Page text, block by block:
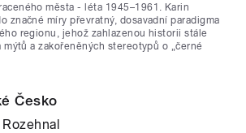
města - léta 1945–1961. Karin
značné míry převratný, dosavadní paradigma
regionu, jehož zahlazenou historii stále
a zakořeněných stereotypů o „černé
Česko
Rozehnal